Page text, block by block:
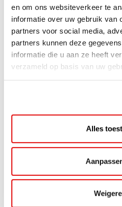
en om ons websiteverkeer te
informatie over uw gebruik van
partners voor social media,
partners kunnen deze
informatie die u aan ze heeft
verzameld op basis van uw
Alles
Lees verder
ACTIE
ViaAVIA Super Deal: